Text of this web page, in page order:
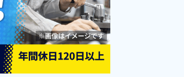
土日祝休み 赴任旅費あり
資格・経験不問 未経験者OK
経験者優遇 女性活躍中
キープする